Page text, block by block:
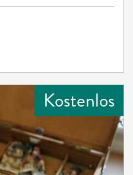
Kostenlos